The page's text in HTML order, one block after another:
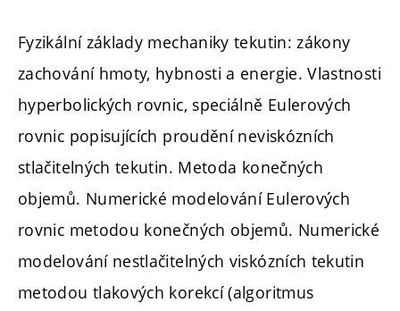
Fyzikální základy mechaniky tekutin: zákony
zachování hmoty, hybnosti a energie. Vlastnosti
hyperbolických rovnic, speciálně Eulerových
rovnic popisujících proudění neviskózních
stlačitelných tekutin. Metoda konečných
objemů. Numerické modelování Eulerových
rovnic metodou konečných objemů. Numerické
modelování nestlačitelných viskózních tekutin
metodou tlakových korekcí (algoritmus